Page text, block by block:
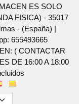
ES SOLO
FISICA) - 35017
- (España) |
655493665
( CONTACTAR
DE 16:00 A 18:00